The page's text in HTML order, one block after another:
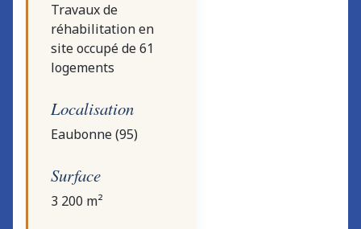
Travaux de
réhabilitation en
site occupé de 61
logements
Localisation
Eaubonne (95)
Surface
3 200 m²